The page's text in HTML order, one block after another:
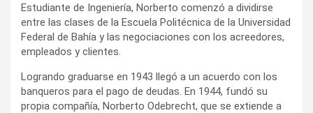
Estudiante de Ingeniería, Norberto comenzó a dividirse
entre las clases de la Escuela Politécnica de la Universidad
Federal de Bahía y las negociaciones con los acreedores,
empleados y clientes.
Logrando graduarse en 1943 llegó a un acuerdo con los
banqueros para el pago de deudas. En 1944, fundó su
propia compañía, Norberto Odebrecht, que se extiende a